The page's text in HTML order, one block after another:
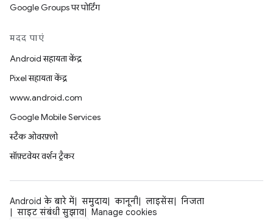
Google Groups पर पोर्टिंग
मदद पाएं
Android सहायता केंद्र
Pixel सहायता केंद्र
www.android.com
Google Mobile Services
स्टैक ओवरफ़्लो
सॉफ़्टवेयर वर्शन ट्रैकर
Android के बारे में समुदाय कानूनी लाइसेंस
निजता
साइट संबंधी सुझाव
Manage cookies